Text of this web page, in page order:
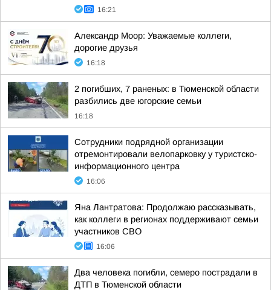
16:21
Александр Моор: Уважаемые коллеги,
дорогие друзья
16:18
2 погибших, 7 раненых: в Тюменской области
разбились две югорские семьи
16:18
Сотрудники подрядной организации
отремонтировали велопарковку у туристско-
информационного центра
16:06
Яна Лантратова: Продолжаю рассказывать,
как коллеги в регионах поддерживают семьи
участников СВО
16:06
Два человека погибли, семеро пострадали в
ДТП в Тюменской области